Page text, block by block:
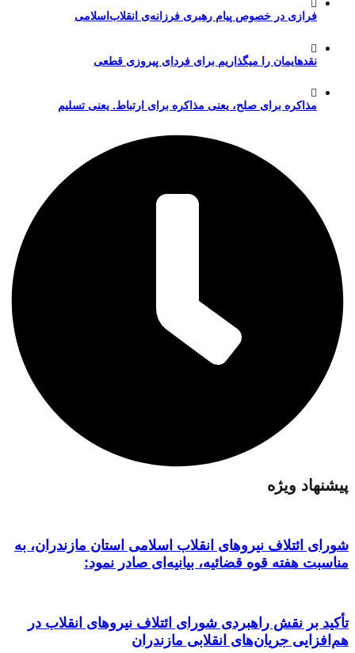
فرازی در خصوص پیام رهبری فرزانه‌ی انقلاب‌اسلامی
نقدهایمان را میگذاریم برای فردای پیروزی قطعی
مذاکره برای صلح، یعنی مذاکره برای ارتباط. یعنی تسلیم
پیشنهاد ویژه
شورای ائتلاف نیروهای انقلاب اسلامی استان مازندران، به
مناسبت هفته قوه قضائیه، بیانیه‌ای صادر نمود:
تأکید بر نقش راهبردی شورای ائتلاف نیروهای انقلاب در
هم‌افزایی جریان‌های انقلابی مازندران